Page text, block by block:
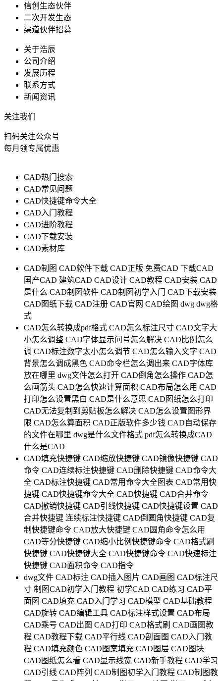
信创生态伙伴
二次开发生态
渠道伙伴招募
关于浩辰
公司介绍
发展历程
联系方式
新闻资讯
关注我们
扫码关注公众号
每月领专属优惠
CAD热门搜索
CAD常见问题
CAD快捷键命令大全
CAD入门教程
CAD进阶教程
CAD下载安装
CAD素材库
CAD制图 CAD软件下载 CAD正版 免费CAD 下载CAD
国产CAD 建筑CAD CAD设计 CAD教程 CAD安装 CAD
是什么 CAD制图软件 CAD制图初学入门
CAD下载安装
CAD图纸下载 CAD注册 CAD官网 CAD绘图 dwg dwg格
式
CAD怎么转换成pdf格式 CAD怎么标注尺寸 CAD文字大
小怎么调整 CAD字体显示问号怎么解决 CAD比例怎么
调 CAD标注数字太小怎么调节 CAD怎么输入文字 CAD
背景怎么调成黑色 CAD命令栏怎么调出来 CAD字体库
放在哪里 dwg文件怎么打开 CAD倒角怎么操作 CAD怎
么画箭头 CAD怎么快速计算面积 CAD布局怎么用 CAD
打印怎么设置黑白 CAD是什么意思 CAD图纸怎么打印
CAD无法复制到剪贴板怎么解决 CAD怎么设置图形界
限 CAD怎么算面积 CAD正版软件多少钱 CAD自动保存
的文件在哪里 dwg是什么文件格式 pdf怎么转换成CAD
什么是CAD
CAD填充快捷键 CAD缩放快捷键 CAD镜像快捷键 CAD
命令 CAD连续标注快捷键 CAD删除快捷键 CAD命令大
全 CAD标注快捷键 CAD常用命令大全图表 CAD常用快
捷键 CAD快捷键命令大全 CAD快捷键 CAD合并命令
CAD撤销快捷键 CAD引线快捷键 CAD快捷键设置 CAD
合并快捷键 连续标注快捷键 CAD倒圆角快捷键 CAD复
制快捷键命令 CAD放大快捷键 CAD圆角命令怎么用
CAD等分快捷键 CAD缩小比例快捷键命令 CAD格式刷
快捷键 CAD快捷键大全 CAD快捷键命令 CAD快速标注
快捷键 CAD面积命令 CAD指令
dwg文件 CAD标注 CAD插入图片 CAD画图 CAD标注尺
寸 制图CAD初学入门教程 初学CAD CAD练习 CAD平
面图 CAD填充 CAD入门学习 CAD模型 CAD基础教程
CAD旋转 CAD编辑工具 CAD标注样式设置 CAD布局
CAD乘号 CAD出图 CAD打印 CAD格式刷 CAD画图教
程 CAD教程下载 CAD平行线 CAD剖面图 CAD入门教
程 CAD填充颜色 CAD图案填充 CAD图层 CAD图块
CAD图纸怎么看 CAD显示线宽 CAD新手教程 CAD学习
CAD引线 CAD阵列 CAD制图初学入门教程 CAD制图教